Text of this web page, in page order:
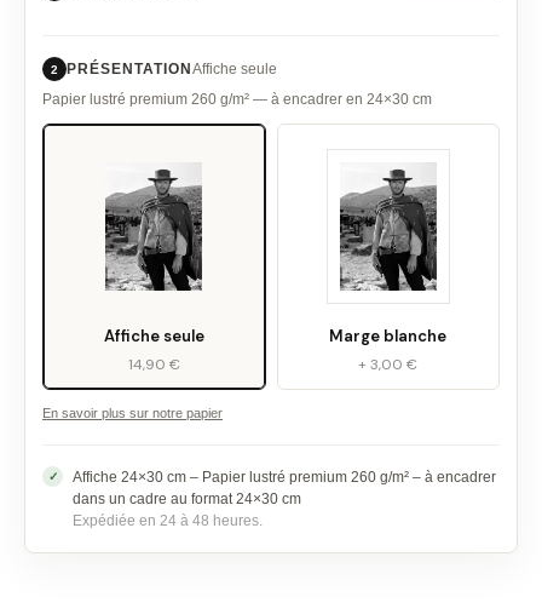
2 PRÉSENTATION Affiche seule
Papier lustré premium 260 g/m² — à encadrer en 24×30 cm
Affiche seule
14,90 €
Marge blanche
+ 3,00 €
En savoir plus sur notre papier
Affiche 24×30 cm – Papier lustré premium 260 g/m² – à encadrer
dans un cadre au format 24×30 cm
Expédiée en 24 à 48 heures.